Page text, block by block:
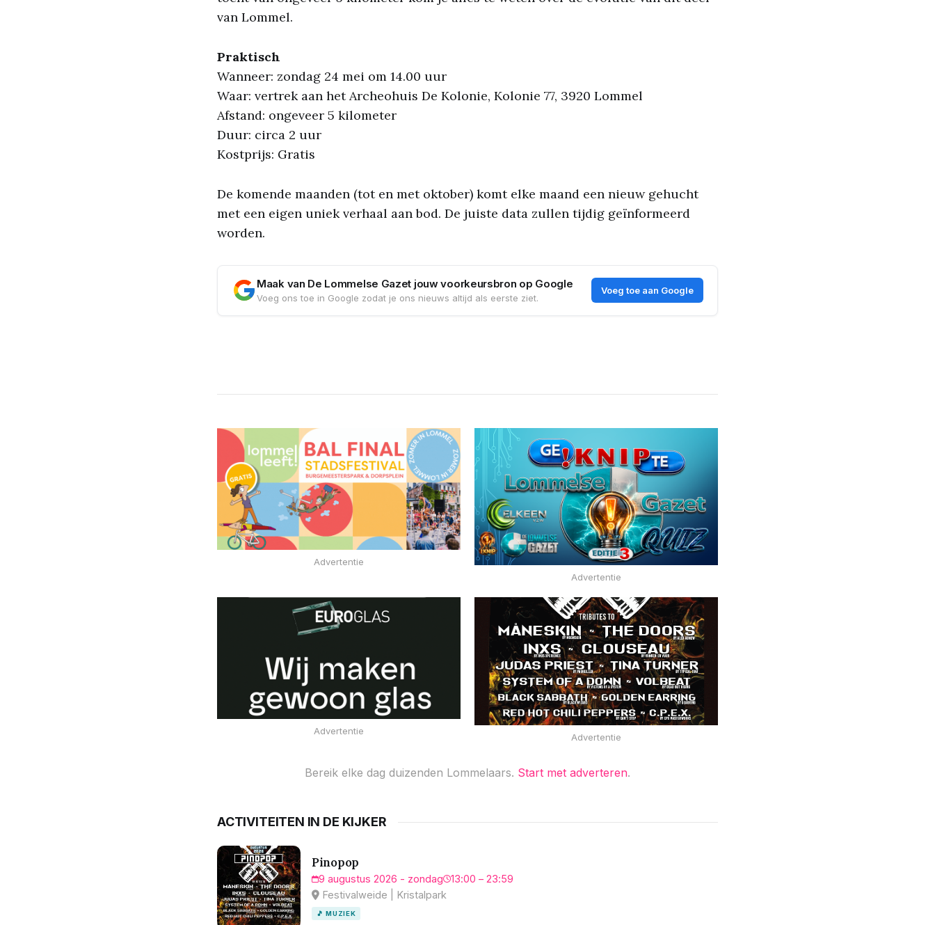
van Lommel.
Praktisch
Wanneer: zondag 24 mei om 14.00 uur
Waar: vertrek aan het Archeohuis De Kolonie, Kolonie 77, 3920 Lommel
Afstand: ongeveer 5 kilometer
Duur: circa 2 uur
Kostprijs: Gratis
De komende maanden (tot en met oktober) komt elke maand een nieuw gehucht
met een eigen uniek verhaal aan bod. De juiste data zullen tijdig geïnformeerd
worden.
Maak van De Lommelse Gazet jouw voorkeursbron op Google
Voeg ons toe in Google zodat je ons nieuws altijd als eerste ziet.
Voeg toe aan Google
Advertentie
Advertentie
Advertentie
Advertentie
Bereik elke dag duizenden Lommelaars. Start met adverteren.
ACTIVITEITEN IN DE KIJKER
Pinopop
9 augustus 2026 - zondag
13:00 – 23:59
Festivalweide | Kristalpark
🎵 MUZIEK